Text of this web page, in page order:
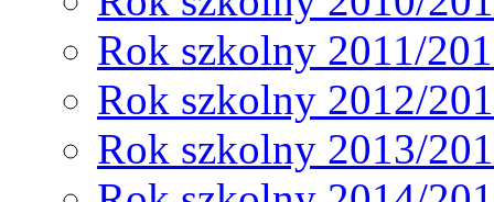
Rok szkolny 2011/
Rok szkolny 2012/
Rok szkolny 2013/